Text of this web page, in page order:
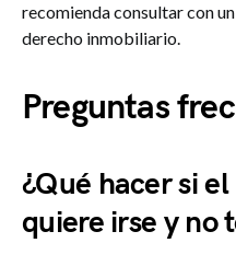
recomienda consultar con
derecho inmobiliario.
Preguntas
¿Qué hacer si
quiere irse y no